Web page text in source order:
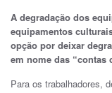
A degradação dos
equipamentos
opção por deixar
em nome das “contas
Para os trabalhadores,